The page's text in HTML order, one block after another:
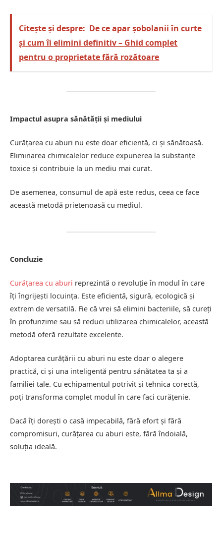
Citește și despre: De ce apar șobolanii în curte
și cum îi elimini definitiv – Ghid complet
pentru o proprietate fără rozătoare
Impactul asupra sănătății și mediului
Curățarea cu aburi nu este doar eficientă, ci și sănătoasă.
Eliminarea chimicalelor reduce expunerea la substanțe
toxice și contribuie la un mediu mai curat.
De asemenea, consumul de apă este redus, ceea ce face
această metodă prietenoasă cu mediul.
Concluzie
Curățarea cu aburi reprezintă o revoluție în modul în care
îți îngrijești locuința. Este eficientă, sigură, ecologică și
extrem de versatilă. Fie că vrei să elimini bacteriile, să cureți
în profunzime sau să reduci utilizarea chimicalelor, această
metodă oferă rezultate excelente.
Adoptarea curățării cu aburi nu este doar o alegere
practică, ci și una inteligentă pentru sănătatea ta și a
familiei tale. Cu echipamentul potrivit și tehnica corectă,
poți transforma complet modul în care faci curățenie.
Dacă îți dorești o casă impecabilă, fără efort și fără
compromisuri, curățarea cu aburi este, fără îndoială,
soluția ideală.